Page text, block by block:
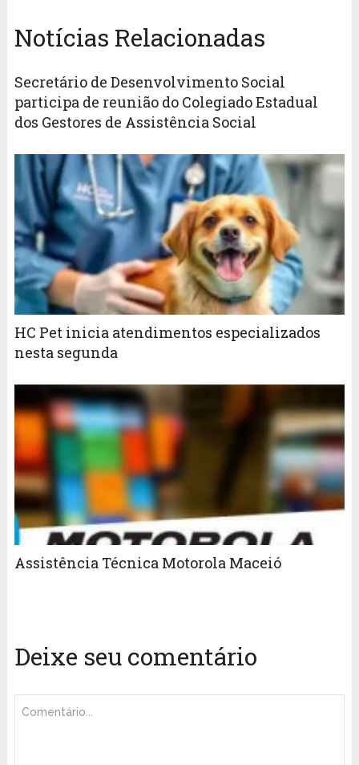
Notícias Relacionadas
Secretário de Desenvolvimento Social
participa de reunião do Colegiado Estadual
dos Gestores de Assistência Social
HC Pet inicia atendimentos especializados
nesta segunda
Assistência Técnica Motorola Maceió
Deixe seu comentário